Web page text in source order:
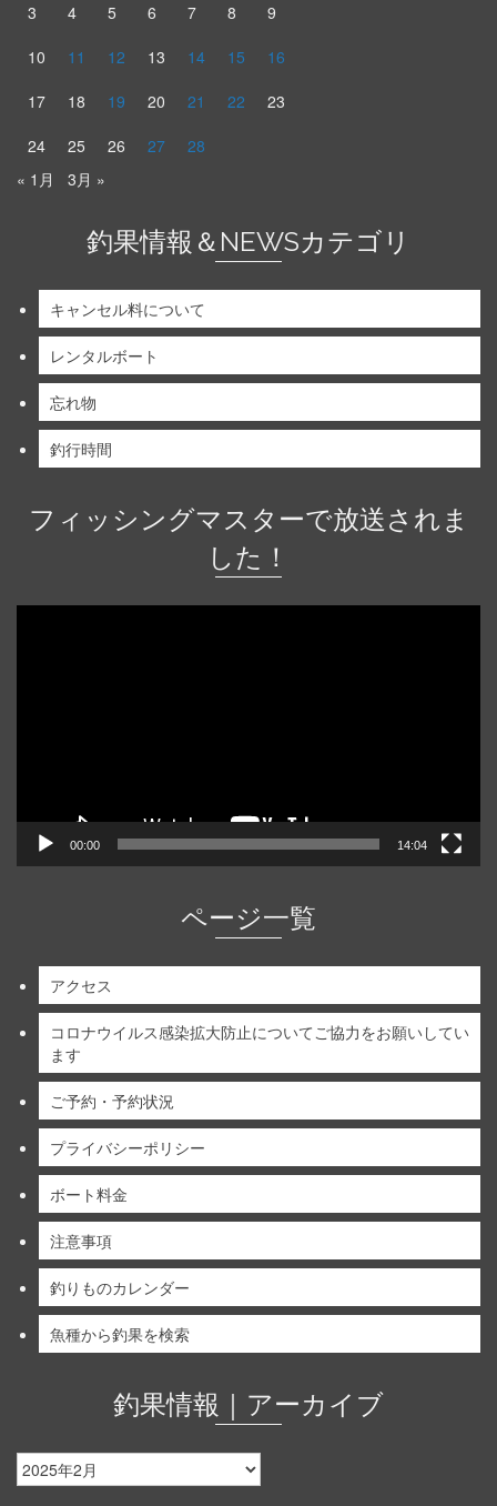
3
4 5 6 7 8
9
10
11 12 13 14 15
16
17
18 19 20 21 22
23
24
25 26 27
28
« 1月
3月 »
釣果情報＆NEWSカテゴリ
キャンセル料について
レンタルボート
忘れ物
釣行時間
フィッシングマスターで放送されま
した！
00:00 14:04
ページ一覧
アクセス
コロナウイルス感染拡大防止についてご協力をお願いしてい
ます
ご予約・予約状況
プライバシーポリシー
ボート料金
注意事項
釣りものカレンダー
魚種から釣果を検索
釣果情報｜アーカイブ
釣
果